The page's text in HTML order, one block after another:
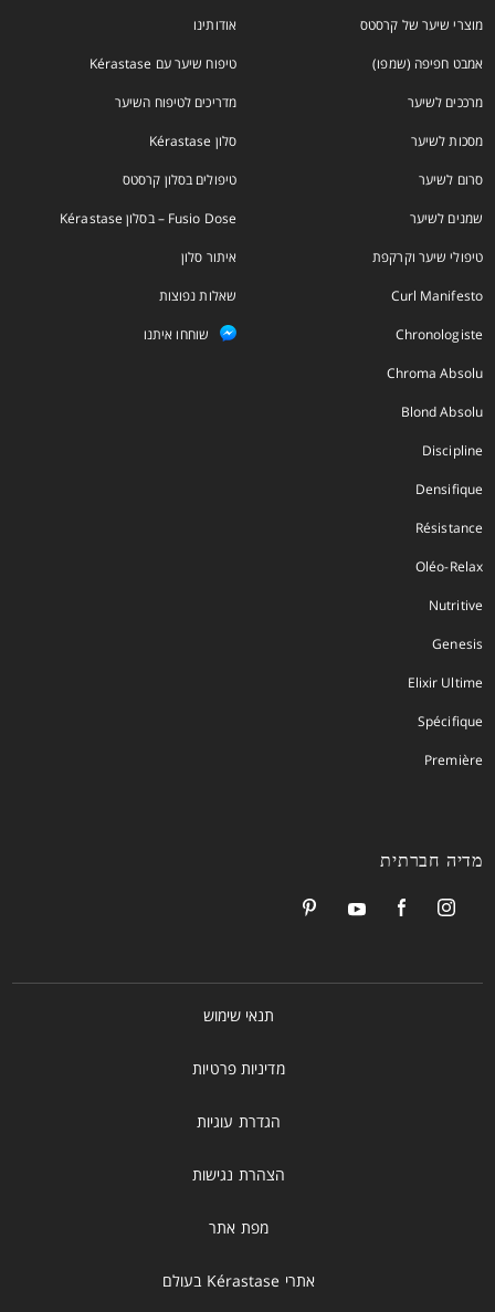
מוצרי שיער של קרסטס
אמבט חפיפה (שמפו)
מרככים לשיער
מסכות לשיער
סרום לשיער
שמנים לשיער
טיפולי שיער וקרקפת
Curl Manifesto
Chronologiste
Chroma Absolu
Blond Absolu
Discipline
Densifique
Résistance
Oléo-Relax
Nutritive
Genesis
Elixir Ultime
Spécifique
Première
אודותינו
טיפוח שיער עם Kérastase
מדריכים לטיפוח השיער
סלון Kérastase
טיפולים בסלון קרסטס
Fusio Dose – בסלון Kérastase
איתור סלון
שאלות נפוצות
שוחחו איתנו
מדיה חברתית
תנאי שימוש
מדיניות פרטיות
הגדרת עוגיות
הצהרת נגישות
מפת אתר
אתרי Kérastase בעולם